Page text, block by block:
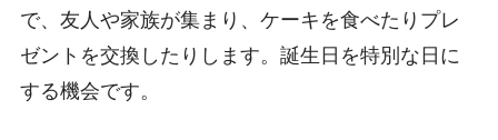
で、友人や家族が集まり、ケーキを食べたりプレ
ゼントを交換したりします。誕生日を特別な日に
する機会です。